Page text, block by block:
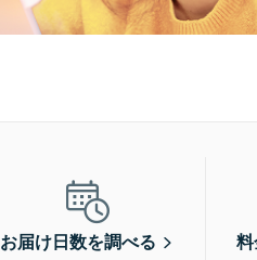
お届け日数を調べる